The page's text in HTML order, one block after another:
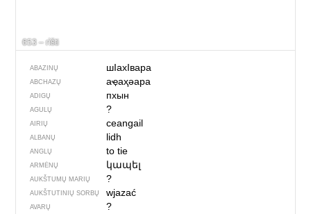
653 – rìšti
ABAZINŲ шIахIвара
ABCHAZŲ аҿаҳәара
ADIGŲ пхын
AGULŲ ?
AIRIŲ ceangail
ALBANŲ lidh
ANGLŲ to tie
ARMĖNŲ կապել
AUKŠTUMŲ MARIŲ ?
AUKŠTUTINIŲ SORBŲ wjazać
AVARŲ ?